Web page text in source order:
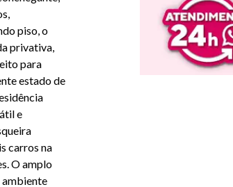
piso, o
privativa,
para
estado de
e
carros na
O amplo